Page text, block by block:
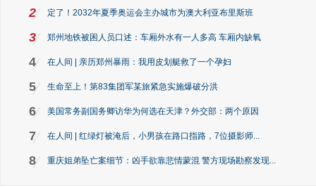
2 定了！2032年夏季奥运会主办城市为澳大利亚布里斯班
3 郑州地铁被困人员口述：车厢外水有一人多高 车厢内缺氧
4 在人间 | 亲历郑州暴雨：我用皮划艇救了一个孕妇
5 生命至上！第83集团军某旅紧急实施爆破分洪
6 美国常务副国务卿访华为何选在天津？外交部：两个原因
7 在人间 | 红绿灯被淹后，小男孩在路口指路，7位摄影师...
8 重庆姐弟坠亡案细节：凶手欲靠悲情蒙混 警方现场勘察发现...